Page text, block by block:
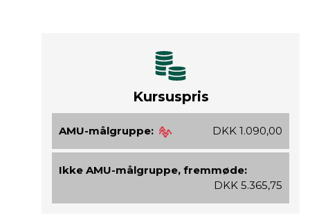
Kursuspris
AMU-målgruppe: DKK 1.090,00
Ikke AMU-målgruppe, fremmøde:
DKK 5.365,75